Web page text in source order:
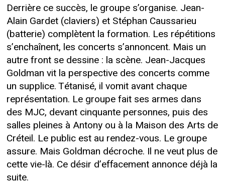
Derrière ce succès, le groupe s’organise. Jean-
Alain Gardet (claviers) et Stéphan Caussarieu
(batterie) complètent la formation. Les répétitions
s’enchaînent, les concerts s’annoncent. Mais un
autre front se dessine : la scène. Jean-Jacques
Goldman vit la perspective des concerts comme
un supplice. Tétanisé, il vomit avant chaque
représentation. Le groupe fait ses armes dans
des MJC, devant cinquante personnes, puis des
salles pleines à Antony ou à la Maison des Arts de
Créteil. Le public est au rendez-vous. Le groupe
assure. Mais Goldman décroche. Il ne veut plus de
cette vie-là. Ce désir d’effacement annonce déjà la
suite.